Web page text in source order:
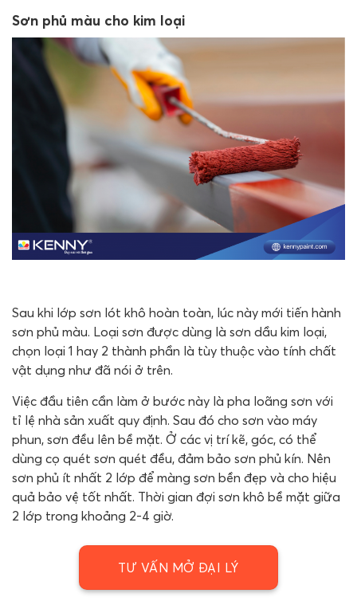
Sơn phủ màu cho kim loại
Sau khi lớp sơn lót khô hoàn toàn, lúc này mới tiến hành
sơn phủ màu. Loại sơn được dùng là sơn dầu kim loại,
chọn loại 1 hay 2 thành phần là tùy thuộc vào tính chất
vật dụng như đã nói ở trên.
Việc đầu tiên cần làm ở bước này là pha loãng sơn với
tỉ lệ nhà sản xuất quy định. Sau đó cho sơn vào máy
phun, sơn đều lên bề mặt. Ở các vị trí kẽ, góc, có thể
dùng cọ quét sơn quét đều, đảm bảo sơn phủ kín. Nên
sơn phủ ít nhất 2 lớp để màng sơn bền đẹp và cho hiệu
quả bảo vệ tốt nhất. Thời gian đợi sơn khô bề mặt giữa
2 lớp trong khoảng 2-4 giờ.
TƯ VẤN MỞ ĐẠI LÝ